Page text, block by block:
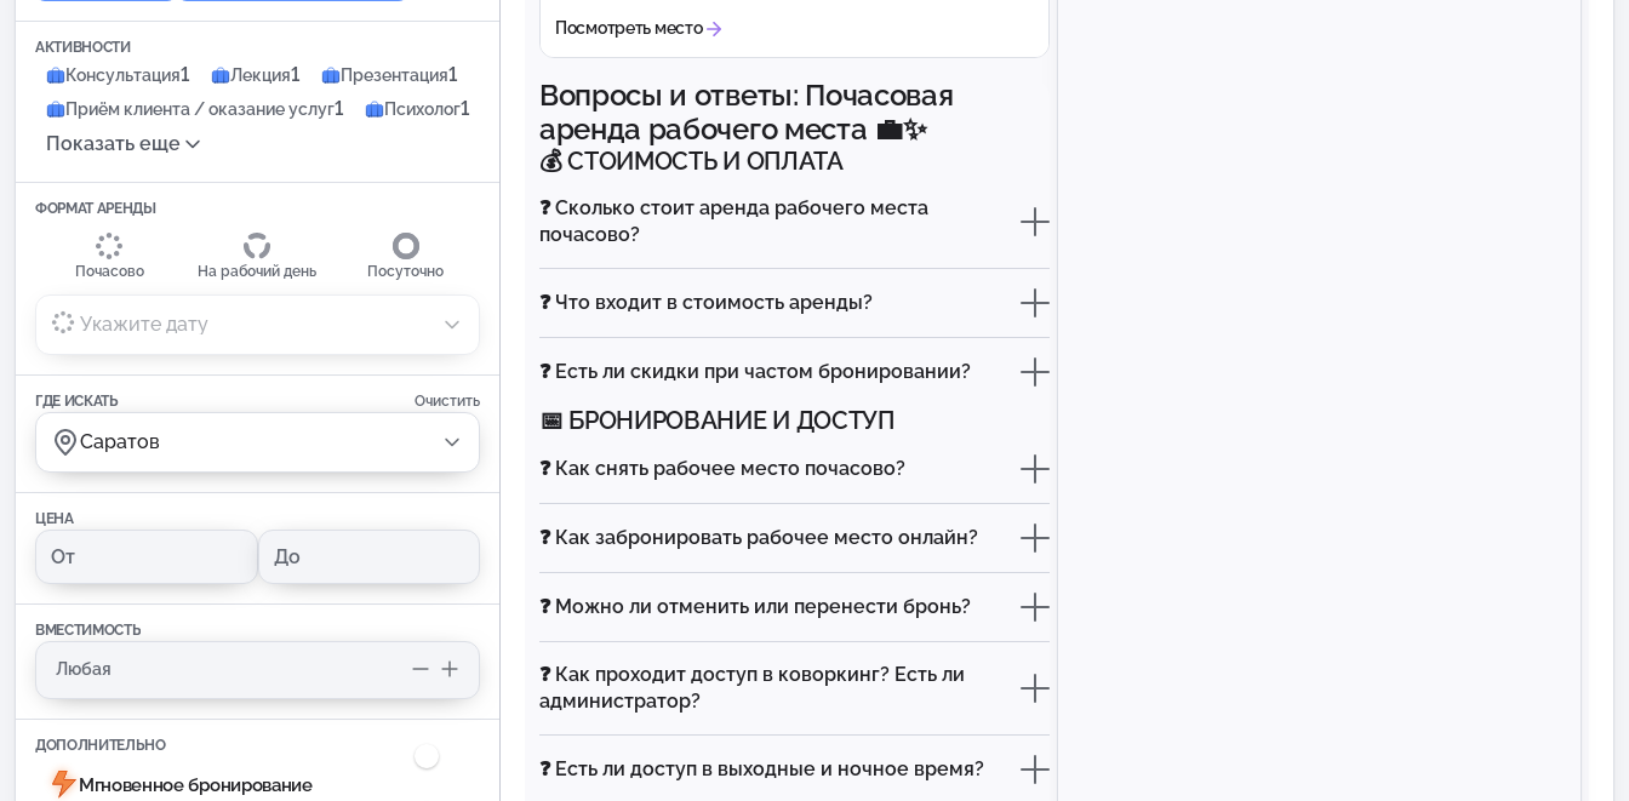
АКТИВНОСТИ
Консультация1 Лекция1 Презентация1
Приём клиента / оказание услуг1 Психолог1
Показать еще
ФОРМАТ АРЕНДЫ
Почасово На рабочий день Посуточно
Укажите дату
ГДЕ ИСКАТЬ Очистить
Саратов
ЦЕНА
ВМЕСТИМОСТЬ
ДОПОЛНИТЕЛЬНО
Мгновенное бронирование
Посмотреть место
Вопросы и ответы: Почасовая
аренда рабочего места 💼✨
💰 СТОИМОСТЬ И ОПЛАТА
❓ Сколько стоит аренда рабочего места
почасово?
❓ Что входит в стоимость аренды?
❓ Есть ли скидки при частом бронировании?
📅 БРОНИРОВАНИЕ И ДОСТУП
❓ Как снять рабочее место почасово?
❓ Как забронировать рабочее место онлайн?
❓ Можно ли отменить или перенести бронь?
❓ Как проходит доступ в коворкинг? Есть ли
администратор?
❓ Есть ли доступ в выходные и ночное время?